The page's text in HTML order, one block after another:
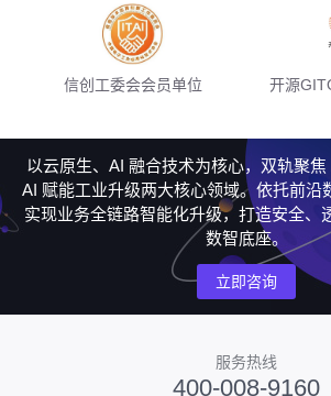
信创工委会会员单位 开源
以云原生、AI 融合技术为核心，双轨聚焦
AI 赋能工业升级两大核心领域。依托前沿
实现业务全链路智能化升级，打造安全、
数智底座。
立即咨询
服务热线
400-008-9160